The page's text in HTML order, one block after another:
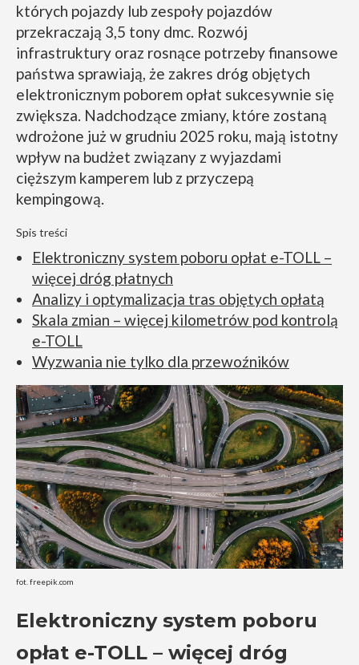
których pojazdy lub zespoły pojazdów
przekraczają 3,5 tony dmc. Rozwój
infrastruktury oraz rosnące potrzeby finansowe
państwa sprawiają, że zakres dróg objętych
elektronicznym poborem opłat sukcesywnie się
zwiększa. Nadchodzące zmiany, które zostaną
wdrożone już w grudniu 2025 roku, mają istotny
wpływ na budżet związany z wyjazdami
cięższym kamperem lub z przyczepą
kempingową.
Spis treści
Elektroniczny system poboru opłat e-TOLL –
więcej dróg płatnych
Analizy i optymalizacja tras objętych opłatą
Skala zmian – więcej kilometrów pod kontrolą
e-TOLL
Wyzwania nie tylko dla przewoźników
fot. freepik.com
Elektroniczny system poboru
opłat e-TOLL – więcej dróg